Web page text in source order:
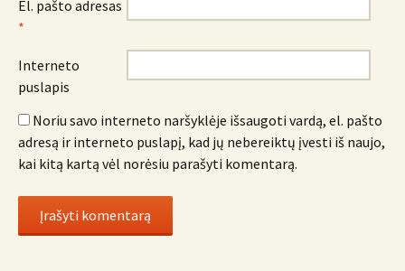
El. pašto adresas
*
Interneto
puslapis
Noriu savo interneto naršyklėje išsaugoti vardą, el. pašto
adresą ir interneto puslapį, kad jų nebereiktų įvesti iš naujo,
kai kitą kartą vėl norėsiu parašyti komentarą.